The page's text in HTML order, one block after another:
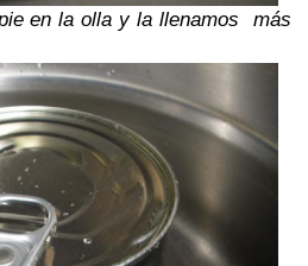
en la olla y la llenamos más